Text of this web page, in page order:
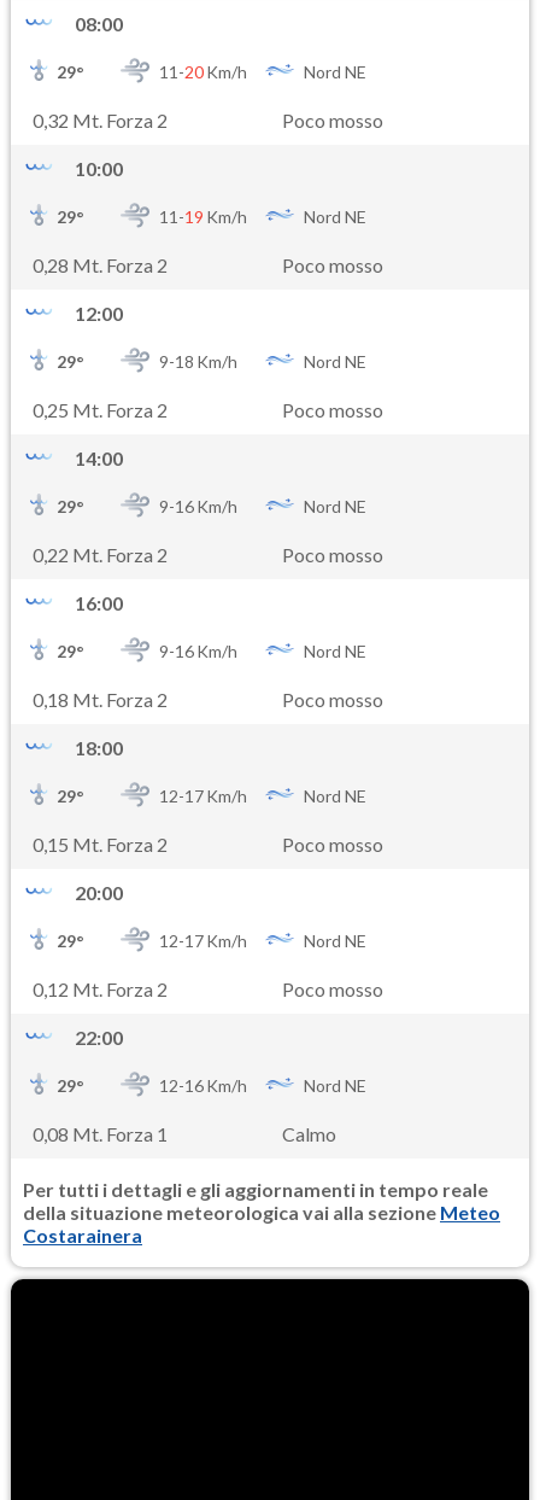
08:00
29° 11-20Km/h Nord NE
0,32 Mt. Forza 2 Poco mosso
10:00
29° 11-19 Km/h Nord NE
0,28 Mt. Forza 2 Poco mosso
12:00
29° 9-18 Km/h Nord NE
0,25 Mt. Forza 2 Poco mosso
14:00
29° 9-16Km/h Nord NE
0,22 Mt. Forza 2 Poco mosso
16:00
29° 9-16Km/h Nord NE
0,18 Mt. Forza 2 Poco mosso
18:00
29° 12-17Km/h Nord NE
0,15 Mt. Forza 2 Poco mosso
20:00
29° 12-17Km/h Nord NE
0,12 Mt. Forza 2 Poco mosso
22:00
29° 12-16Km/h Nord NE
0,08 Mt. Forza 1 Calmo
Per tutti i dettagli e gli aggiornamenti in tempo reale
della situazione meteorologica vai alla sezione Meteo
Costarainera